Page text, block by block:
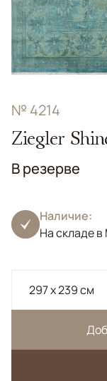
№ 4214
Ziegler
В резерве
Наличие:
На складе
297 x 239 см